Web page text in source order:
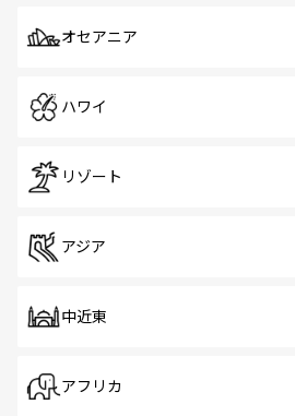
オセアニア
ハワイ
リゾート
アジア
中近東
アフリカ